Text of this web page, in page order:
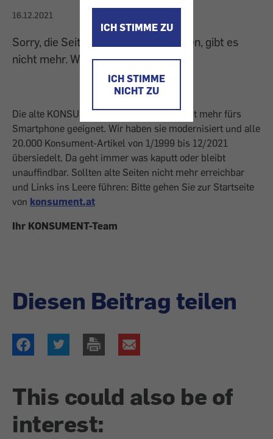
ICH STIMME ZU
ICH STIMME
NICHT ZU
16.12.2021
Sorry, die Seite, die Sie gesucht haben, gibt es
nicht mehr. Wir sind übersiedelt.
Die alte KONSUMENT-Homepage war nicht mehr fürs
Smartphone geeignet. Wir haben sie modernisiert und alle
20.000 Konsument-Artikel von 1/1999 bis 12/2021
übersiedelt. Da geht immer was kaputt oder bleibt
unauffindbar. Sollten alte Seiten nicht mehr erreichbar
und Links ins Leere führen: Bitte gehen Sie zur Startseite
von konsument.at
Ihr KONSUMENT-Team
Diesen Beitrag teilen
This could also be of
interest: